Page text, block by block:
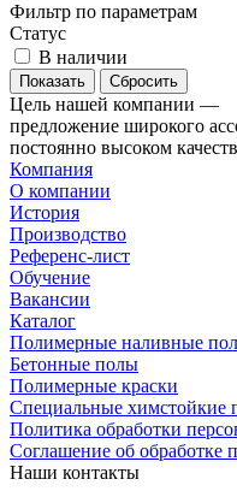
Фильтр по параметрам
Статус
В наличии
Сбросить
Цель нашей компании —
предложение широкого
постоянно высоком
Компания
О компании
История
Производство
Референс-лист
Обучение
Вакансии
Каталог
Полимерные наливные
Бетонные полы
Полимерные краски
Специальные химстойкие
Политика обработки
Cоглашение об обработке
Наши контакты